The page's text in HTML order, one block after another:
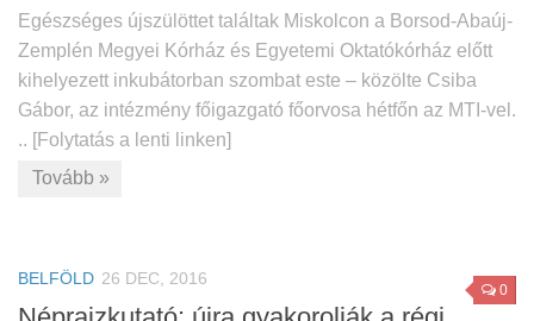
Egészséges újszülöttet találtak Miskolcon a Borsod-Abaúj-
Zemplén Megyei Kórház és Egyetemi Oktatókórház előtt
kihelyezett inkubátorban szombat este – közölte Csiba
Gábor, az intézmény főigazgató főorvosa hétfőn az MTI-vel.
.. [Folytatás a lenti linken]
Tovább »
0
BELFÖLD 26 DEC, 2016